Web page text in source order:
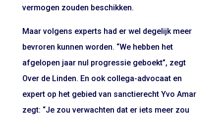
vermogen zouden beschikken.
Maar volgens experts had er wel degelijk meer
bevroren kunnen worden. “We hebben het
afgelopen jaar nul progressie geboekt”, zegt
Over de Linden. En ook collega-advocaat en
expert op het gebied van sanctierecht Yvo Amar
zegt: “Je zou verwachten dat er iets meer zou